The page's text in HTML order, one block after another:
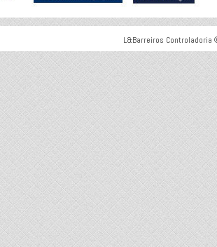
L&Barreiros